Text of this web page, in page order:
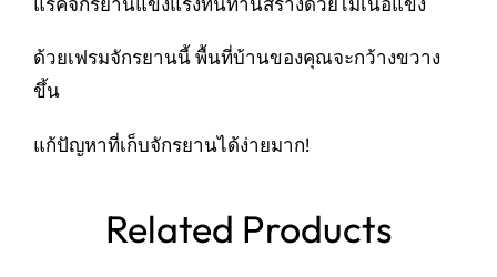
ด้วยเฟรมจักรยานนี้ พื้นที่บ้านของคุณจะกว้างขวาง
ขึ้น
แก้ปัญหาที่เก็บจักรยานได้ง่ายมาก!
Related Products